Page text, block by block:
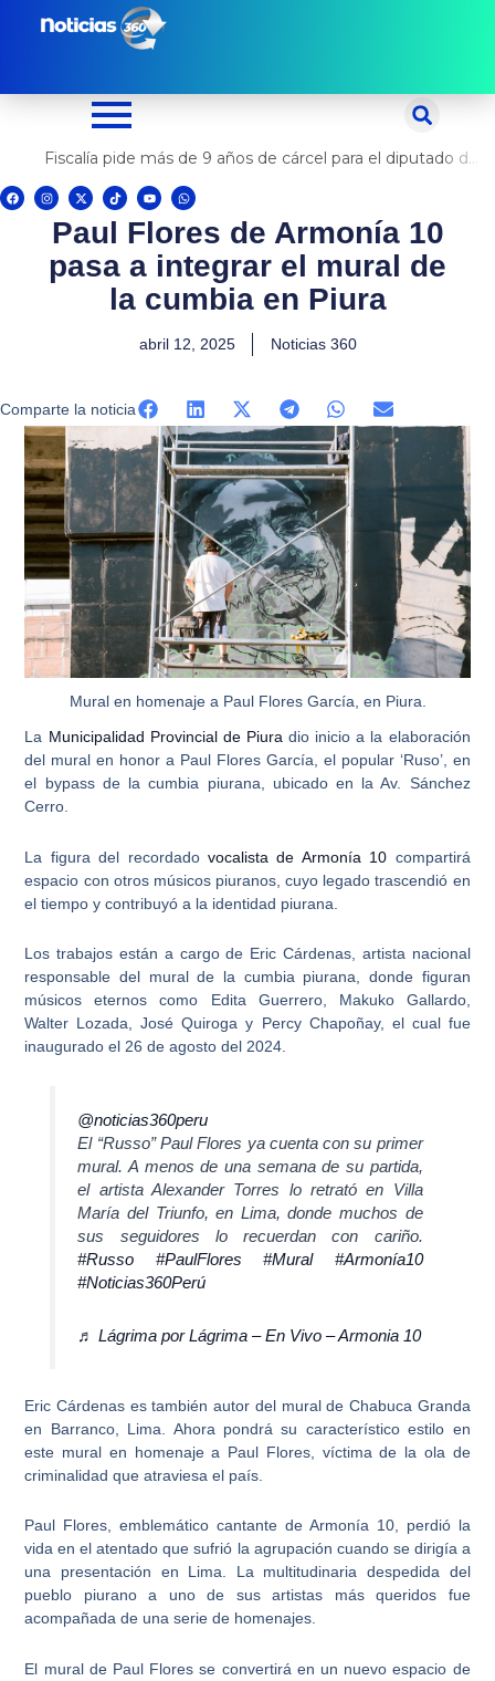
Fiscalía pide más de 9 años de cárcel para el diputado de oposición Harvey Colchado
F
a
c
I
n
s
m
X
-
t
w
i
t
e
T
i
k
Y
o
u
W
h
a
t
s
p
p
Paul Flores de Armonía 10
pasa a integrar el mural de
la cumbia en Piura
abril 12, 2025 Noticias 360
Comparte la noticia
Mural en homenaje a Paul Flores García, en Piura.
La Municipalidad Provincial de Piuradio inicio a la elaboración
del mural en honor a Paul Flores García, el popular ‘Ruso’, en
el bypass de la cumbia piurana, ubicado en la Av. Sánchez
Cerro.
La figura del recordado vocalista de Armonía 10 compartirá
espacio con otros músicos piuranos, cuyo legado trascendió en
el tiempo y contribuyó a la identidad piurana.
Los trabajos están a cargo de Eric Cárdenas, artista nacional
responsable del mural de la cumbia piurana, donde figuran
músicos eternos como Edita Guerrero, Makuko Gallardo,
Walter Lozada, José Quiroga y Percy Chapoñay, el cual fue
inaugurado el 26 de agosto del 2024.
@noticias360peru
El “Russo” Paul Flores ya cuenta con su primer
mural. A menos de una semana de su partida,
el artista Alexander Torres lo retrató en Villa
María del Triunfo, en Lima, donde muchos de
sus seguidores lo recuerdan con cariño.
#Russo
#PaulFlores #Mural
#Armonía10
#Noticias360Perú
♬ Lágrima por Lágrima – En Vivo – Armonia 10
Eric Cárdenas es también autor del mural de Chabuca Granda
en Barranco, Lima . Ahora pondrá su característico estilo en
este mural en homenaje a Paul Flores, víctima de la ola de
criminalidad que atraviesa el país.
Paul Flores, emblemático cantante de Armonía 10, perdió la
vida en el atentado que sufrió la agrupación cuando se dirigía a
una presentación en Lima. La multitudinaria despedida del
pueblo piurano a uno de sus artistas más queridos fue
acompañada de una serie de homenajes.
El mural de Paul Flores se convertirá en un nuevo espacio de